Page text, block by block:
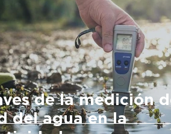
de la medición
del agua en la